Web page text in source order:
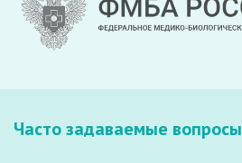
Часто задаваемые вопросы